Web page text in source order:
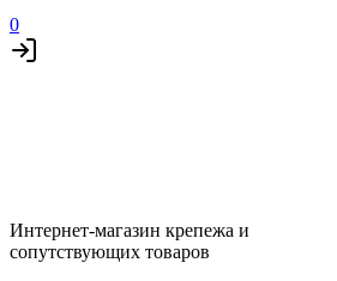
0
Интернет-магазин крепежа и
сопутствующих товаров